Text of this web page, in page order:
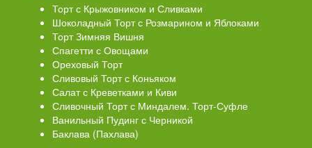
Торт с Крыжовником и Сливками
Шоколадный Торт с Розмарином и Яблоками
Торт Зимняя Вишня
Спагетти с Овощами
Ореховый Торт
Сливовый Торт с Коньяком
Салат с Креветками и Киви
Сливочный Торт с Миндалем. Торт-Суфле
Ванильный Пудинг с Черникой
Баклава (Пахлава)